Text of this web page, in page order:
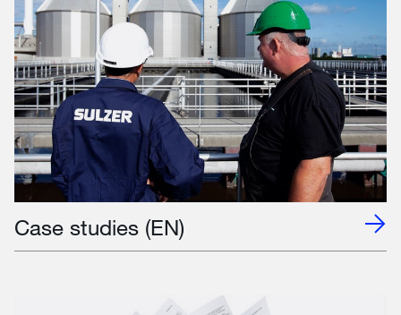
Case studies (EN)